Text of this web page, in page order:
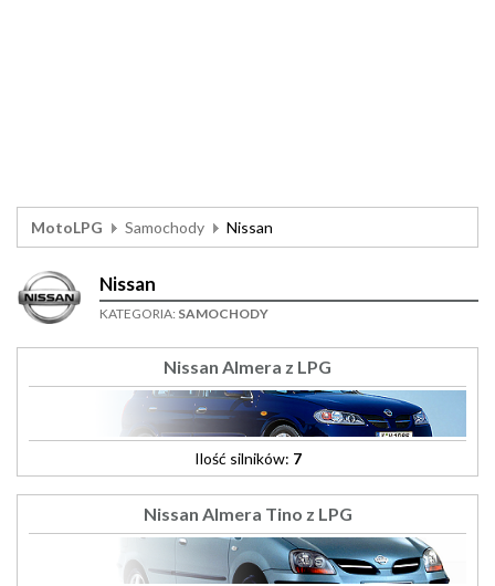
MotoLPG Samochody Nissan
Nissan
KATEGORIA: SAMOCHODY
Nissan Almera z LPG
Ilość silników: 7
Nissan Almera Tino z LPG